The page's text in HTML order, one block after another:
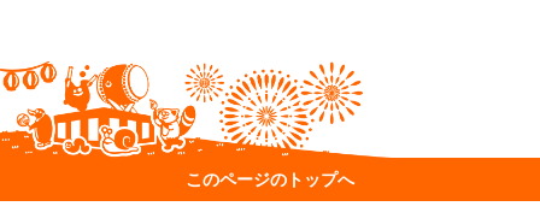
このページのトップへ